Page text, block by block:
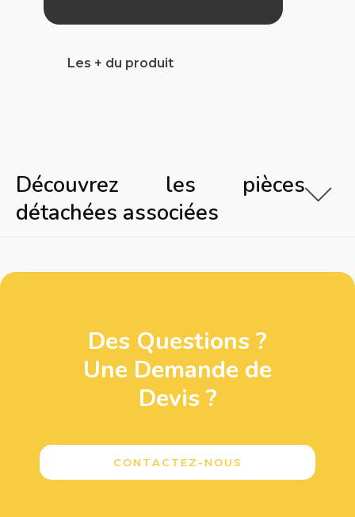
Les + du produit
Découvrez les pièces
détachées associées
Des Questions ?
Une Demande de
Devis ?
CONTACTEZ-NOUS